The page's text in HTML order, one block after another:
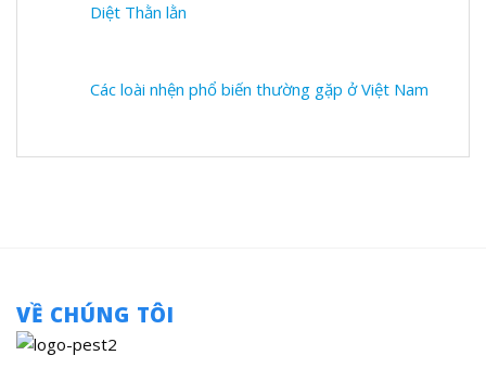
Diệt Thằn lằn
Các loài nhện phổ biến thường gặp ở Việt Nam
VỀ CHÚNG TÔI